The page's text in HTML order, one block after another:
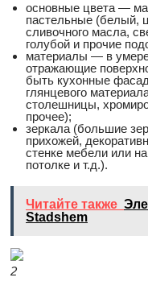
основные цвета —
пастельные (белый,
сливочного масла,
голубой и прочие
материалы — в
отражающие
быть кухонные
глянцевого
столешницы,
прочее);
зеркала (большие
прихожей,
стенке мебели или
потолке и т.д.).
Читайте также
Stadshem
2